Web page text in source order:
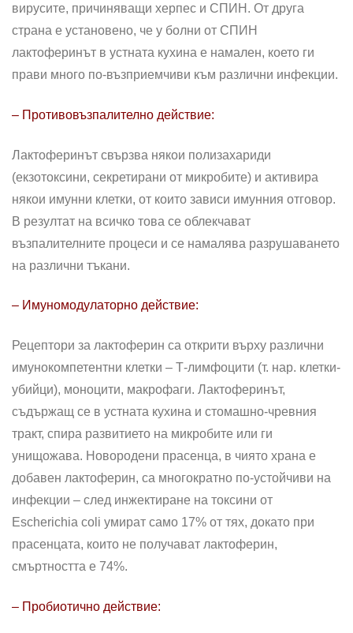
вирусите, причиняващи херпес и СПИН. От друга
страна е установено, че у болни от СПИН
лактоферинът в устната кухина е намален, което ги
прави много по-възприемчиви към различни инфекции.
– Противовъзпалително действие:
Лактоферинът свързва някои полизахариди
(екзотоксини, секретирани от микробите) и активира
някои имунни клетки, от които зависи имунния отговор.
В резултат на всичко това се облекчават
възпалителните процеси и се намалява разрушаването
на различни тъкани.
– Имуномодулаторно действие:
Рецептори за лактоферин са открити върху различни
имунокомпетентни клетки – Т-лимфоцити (т. нар. клетки-
убийци), моноцити, макрофаги. Лактоферинът,
съдържащ се в устната кухина и стомашно-чревния
тракт, спира развитието на микробите или ги
унищожава. Новородени прасенца, в чиято храна е
добавен лактоферин, са многократно по-устойчиви на
инфекции – след инжектиране на токсини от
Escherichia coli умират само 17% от тях, докато при
прасенцата, които не получават лактоферин,
смъртността е 74%.
– Пробиотично действие: